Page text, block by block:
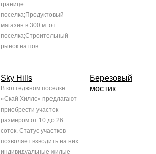
границе
поселка;Продуктовый
магазин в 300 м. от
поселка;Строительный
рынок на пов...
Sky Hills
В коттеджном поселке
«Скай Хиллс» предлагают
приобрести участок
размером от 10 до 26
соток. Статус участков
позволяет взводить на них
индивидуальные жилые
Березовый
мостик